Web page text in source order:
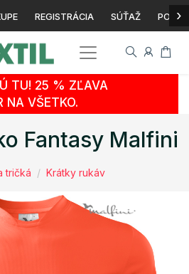
REGISTRÁCIA SÚŤAŽ ›
TU! 25 % ZĽAVA
NA VŠETKO.
Fantasy Malfini
tričká Krátky rukáv